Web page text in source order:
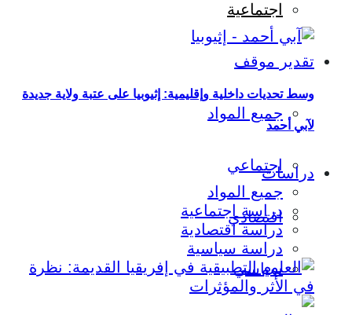
اجتماعية
تقدير موقف
جميع المواد
اجتماعي
اقتصادي
سياسي
وسط تحديات داخلية وإقليمية: إثيوبيا على عتبة ولاية جديدة
لآبي أحمد
دراسات
جميع المواد
دراسة اجتماعية
دراسة اقتصادية
دراسة سياسية